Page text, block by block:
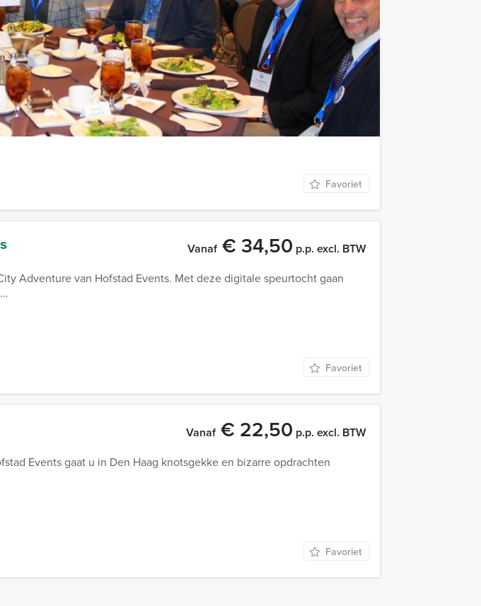
Vanaf€ 22,50 p.p. excl. BTW
Haag; tijdens de Old Den Haag speurtocht ontdekt u de oudste
Favoriet
Vanaf€ 34,50 p.p. excl. BTW
Adventure van Hofstad Events. Met deze digitale speurtocht gaan
Favoriet
Vanaf€ 22,50 p.p. excl. BTW
Events gaat u in Den Haag knotsgekke en bizarre opdrachten
Favoriet